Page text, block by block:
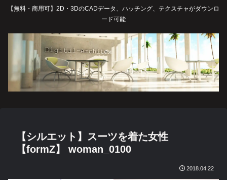
【無料・商用可】2D・3DのCADデータ、ハッチング、テクスチャがダウンロ
ード可能
【シルエット】スーツを着た女性
【formZ】 woman_0100
2018.04.22